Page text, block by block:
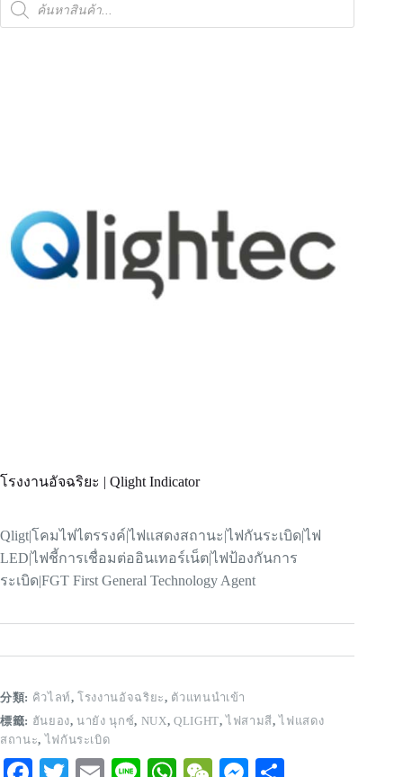
โรงงานอัจฉริยะ | Qlight Indicator
Qligt|โคมไฟไตรรงค์|ไฟแสดงสถานะ|ไฟกันระเบิด|ไฟ
LED|ไฟชี้การเชื่อมต่ออินเทอร์เน็ต|ไฟป้องกันการ
ระเบิด|FGT First General Technology Agent
分類: คิวไลท์,โรงงานอัจฉริยะ, ตัวแทนนำเข้า
標籤: ฮันยอง,นายัง นุกซ์, NUX, QLIGHT,ไฟสามสี,ไฟแสดง
สถานะ,ไฟกันระเบิด
สินค้า